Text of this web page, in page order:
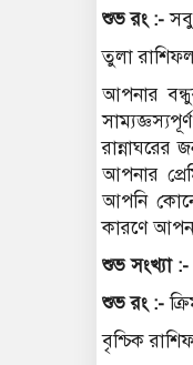
শুভ রং :-
তুলা
আপনার
আপনার
আপনি
কারণে
শুভ সংখ্যা :-
শুভ রং :-
বৃশ্চিক